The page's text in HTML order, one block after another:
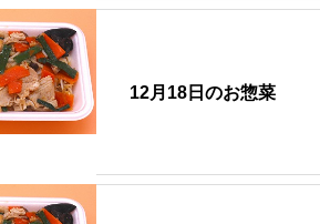
12月18日のお惣菜